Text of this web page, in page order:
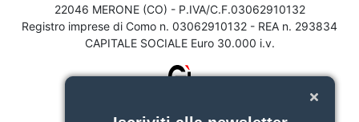
22046 MERONE (CO) - P.IVA/C.F.03062910132
Registro imprese di Como n. 03062910132 - REA n. 293834
CAPITALE SOCIALE Euro 30.000 i.v.